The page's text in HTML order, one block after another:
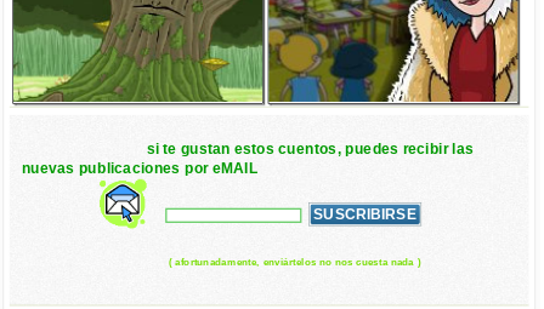
si te gustan estos cuentos, puedes recibir las
nuevas publicaciones por eMAIL
( afortunadamente, enviártelos no nos cuesta nada )